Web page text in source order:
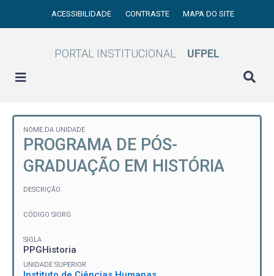
ACESSIBILIDADE CONTRASTE MAPA DO SITE
PORTAL INSTITUCIONAL UFPEL
NOME DA UNIDADE
PROGRAMA DE PÓS-
GRADUAÇÃO EM HISTÓRIA
DESCRIÇÃO
CÓDIGO SIORG
SIGLA
PPGHistoria
UNIDADE SUPERIOR